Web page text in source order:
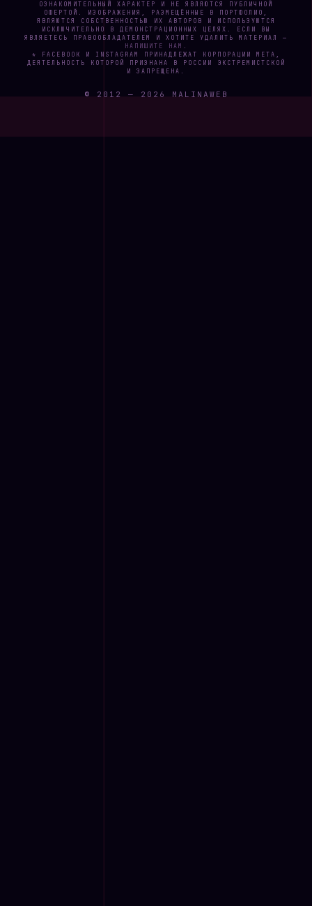
ОЗНАКОМИТЕЛЬНЫЙ ХАРАКТЕР И НЕ ЯВЛЯЮТСЯ ПУБЛИЧНОЙ
ОФЕРТОЙ. ИЗОБРАЖЕНИЯ, РАЗМЕЩЁННЫЕ В ПОРТФОЛИО,
ЯВЛЯЮТСЯ СОБСТВЕННОСТЬЮ ИХ АВТОРОВ И ИСПОЛЬЗУЮТСЯ
ИСКЛЮЧИТЕЛЬНО В ДЕМОНСТРАЦИОННЫХ ЦЕЛЯХ. ЕСЛИ ВЫ
ЯВЛЯЕТЕСЬ ПРАВООБЛАДАТЕЛЕМ И ХОТИТЕ УДАЛИТЬ МАТЕРИАЛ —
НАПИШИТЕ НАМ .
* FACEBOOK И INSTAGRAM ПРИНАДЛЕЖАТ КОРПОРАЦИИ META,
ДЕЯТЕЛЬНОСТЬ КОТОРОЙ ПРИЗНАНА В РОССИИ ЭКСТРЕМИСТСКОЙ
И ЗАПРЕЩЕНА.
© 2012 — 2026 MALINAWEB